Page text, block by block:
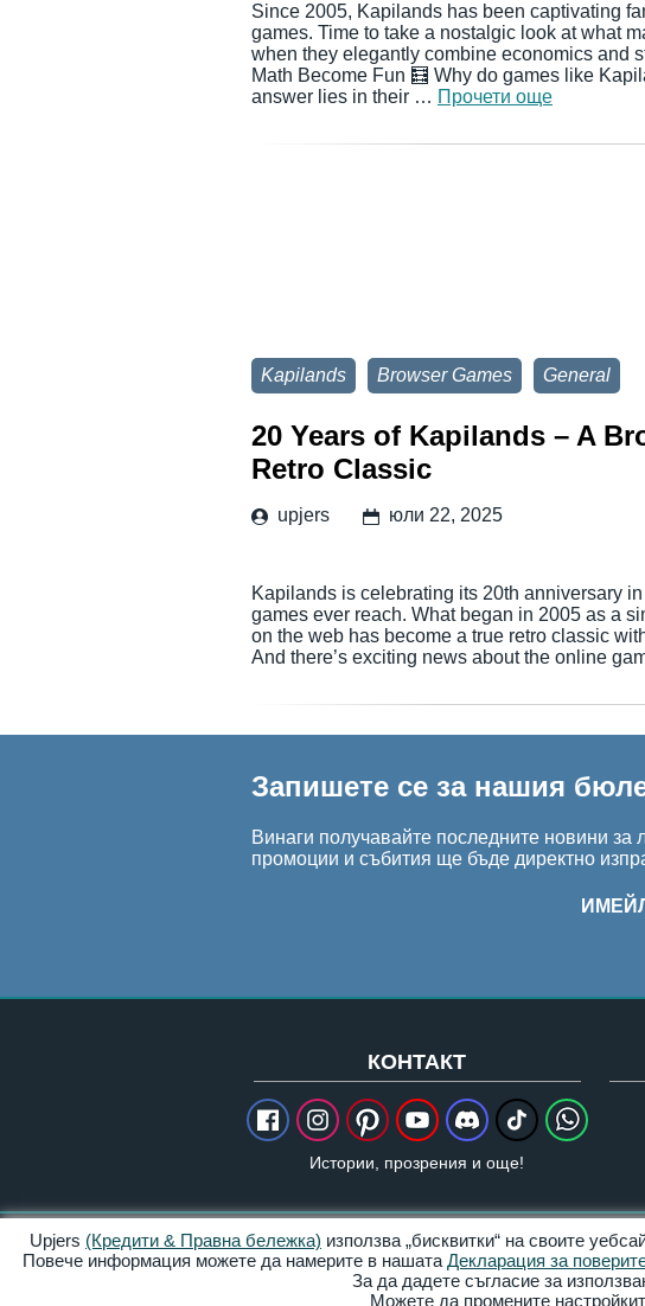
Since 2005, Kapilands has been captivating
games. Time to take a nostalgic look at what
when they elegantly combine economics and
Math Become Fun 🧮 Why do games like
answer lies in their … Прочети още
Kapilands Browser Games General
20 Years of Kapilands – A
Retro Classic
upjers юли 22, 2025
Kapilands is celebrating its 20th anniversary
games ever reach. What began in 2005 as a
on the web has become a true retro classic
And there’s exciting news about the online
Запишете се за нашия
Винаги получавайте последните новини
промоции и събития ще бъде директно
КОНТАКТ
Истории, прозрения и още!
Кредити & Правна бележка
Upjers (Кредити & Правна бележка) използва „бисквитки“ на своите
Повече информация можете да намерите в нашата Декларация за
За да дадете съгласие за
Можете да промените